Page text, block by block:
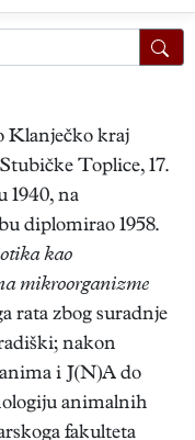
Klanječko kraj
Toplice, 17.
1940, na
diplomirao 1958.
kao
mikroorganizme
rata zbog suradnje
nakon
i J(N)A do
animalnih
fakulteta